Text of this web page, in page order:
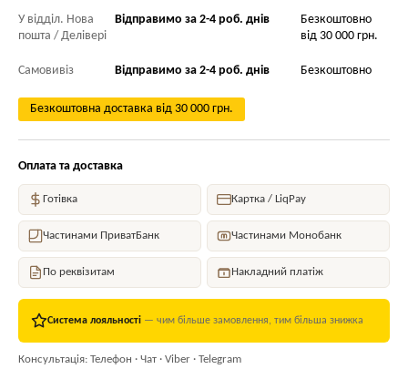
У відділ. Нова
пошта / Делівері
Відправимо за 2-4 роб. днів
Безкоштовно
від 30 000 грн.
Самовивіз Відправимо за 2-4 роб. днів Безкоштовно
Безкоштовна доставка від 30 000 грн.
Оплата та доставка
Готівка Картка / LiqPay
Частинами ПриватБанк Частинами Монобанк
По реквізитам Накладний платіж
Система лояльності — чим більше замовлення, тим більша знижка
Консультація: Телефон · Чат · Viber · Telegram